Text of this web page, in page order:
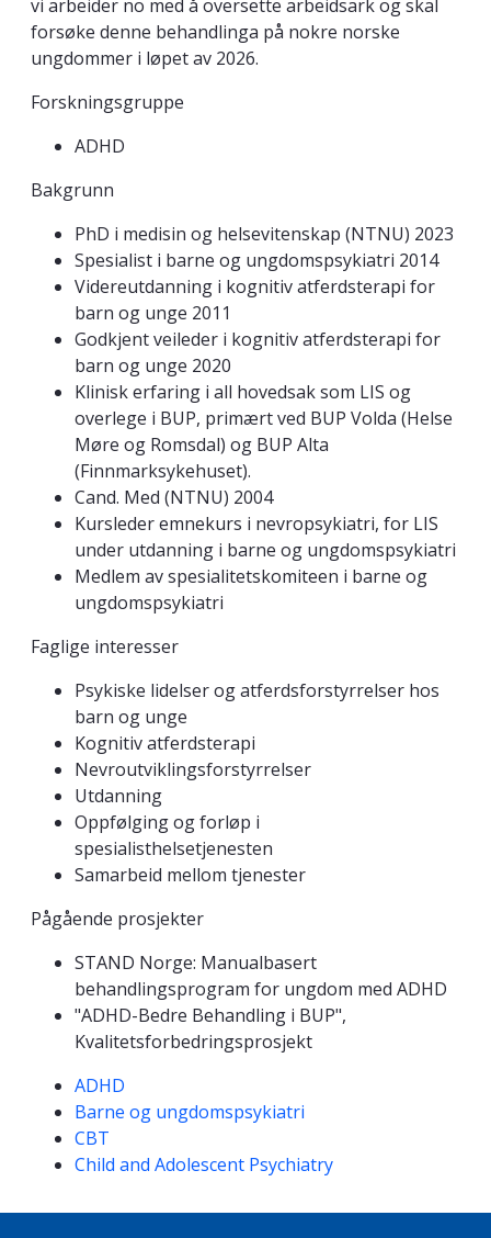
vi arbeider no med å oversette arbeidsark og skal
forsøke denne behandlinga på nokre norske
ungdommer i løpet av 2026.
Forskningsgruppe
ADHD
Bakgrunn
PhD i medisin og helsevitenskap (NTNU) 2023
Spesialist i barne og ungdomspsykiatri 2014
Videreutdanning i kognitiv atferdsterapi for
barn og unge 2011
Godkjent veileder i kognitiv atferdsterapi for
barn og unge 2020
Klinisk erfaring i all hovedsak som LIS og
overlege i BUP, primært ved BUP Volda (Helse
Møre og Romsdal) og BUP Alta
(Finnmarksykehuset).
Cand. Med (NTNU) 2004
Kursleder emnekurs i nevropsykiatri, for LIS
under utdanning i barne og ungdomspsykiatri
Medlem av spesialitetskomiteen i barne og
ungdomspsykiatri
Faglige interesser
Psykiske lidelser og atferdsforstyrrelser hos
barn og unge
Kognitiv atferdsterapi
Nevroutviklingsforstyrrelser
Utdanning
Oppfølging og forløp i
spesialisthelsetjenesten
Samarbeid mellom tjenester
Pågående prosjekter
STAND Norge: Manualbasert
behandlingsprogram for ungdom med ADHD
"ADHD-Bedre Behandling i BUP",
Kvalitetsforbedringsprosjekt
Kompetanseord
ADHD
Barne og ungdomspsykiatri
CBT
Child and Adolescent Psychiatry